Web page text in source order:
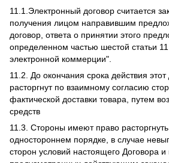
11.1.Электронный договор считается
получения лицом направившим
договор, ответа о принятии этого
определенном частью шестой статьи
электронной коммерции".
11.2. До окончания срока действия
расторгнут по взаимному согласию
фактической доставки товара, путем
средств
11.3. Стороны имеют право
одностороннем порядке, в случае
сторон условий настоящего Договора и